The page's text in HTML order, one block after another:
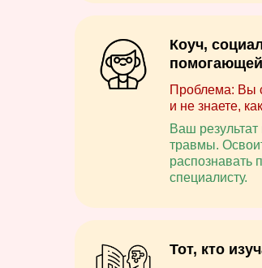
Тот, кто
Ваш
травмы.
распознавать
специалисту.
Проблема: Вы
и не знаете,
Коуч,